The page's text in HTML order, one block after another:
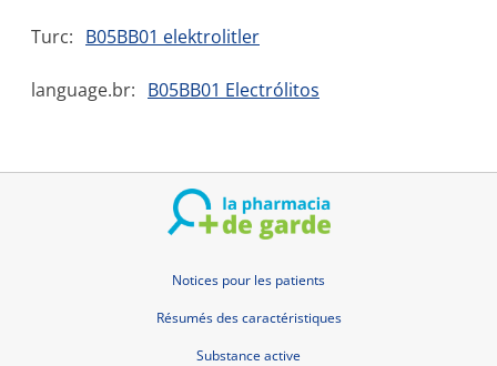
Turc: B05BB01 elektrolitler
language.br: B05BB01 Electrólitos
Notices pour les patients
Résumés des caractéristiques
Substance active